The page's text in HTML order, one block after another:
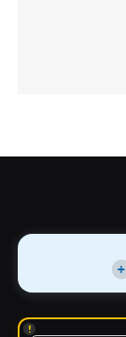
+
!